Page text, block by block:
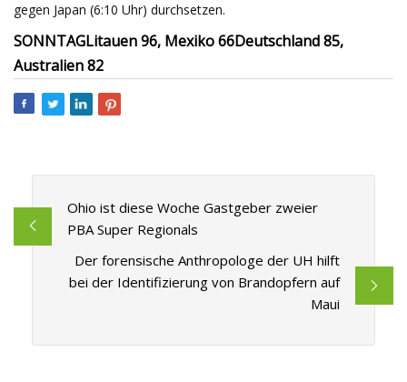
gegen Japan (6:10 Uhr) durchsetzen.
SONNTAGLitauen 96, Mexiko 66Deutschland 85,
Australien 82
Ohio ist diese Woche Gastgeber zweier
PBA Super Regionals
Der forensische Anthropologe der UH hilft
bei der Identifizierung von Brandopfern auf
Maui